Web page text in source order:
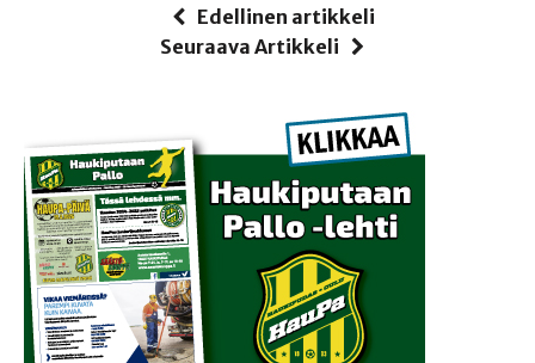
Edellinen artikkeli
Seuraava Artikkeli